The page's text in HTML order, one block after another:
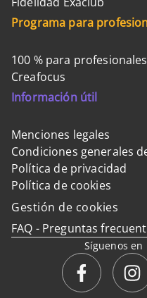
Programa para
100 % para profesionales
Creafocus
Información útil
Menciones legales
Condiciones generales
Política de privacidad
Política de cookies
Gestión de cookies
FAQ - Preguntas
Síguenos en